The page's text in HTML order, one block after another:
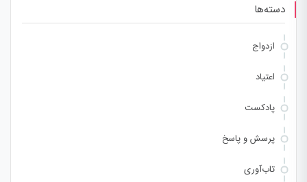
دسته‌ها
ازدواج
اعتیاد
پادکست
پرسش و پاسخ
تاب‌آوری